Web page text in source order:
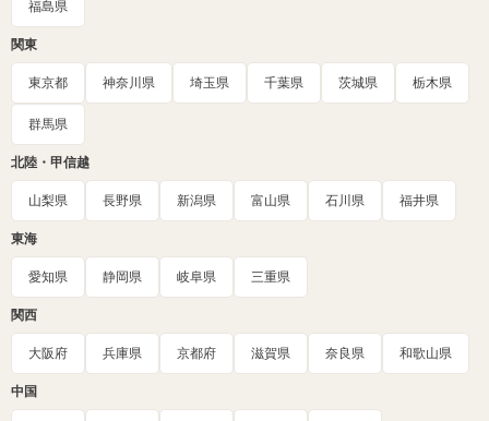
福島県
関東
東京都 神奈川県 埼玉県 千葉県 茨城県 栃木県
群馬県
北陸・甲信越
山梨県 長野県 新潟県 富山県 石川県 福井県
東海
愛知県 静岡県 岐阜県 三重県
関西
大阪府 兵庫県 京都府 滋賀県 奈良県 和歌山県
中国